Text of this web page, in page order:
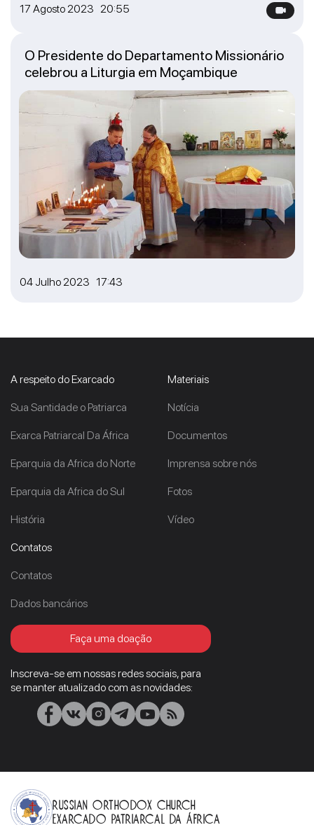
17 Agosto 2023 20:55
04 Julho 2023 17:43
O Presidente do Departamento Missionário
celebrou a Liturgia em Moçambique
A respeito do Exarcado
Sua Santidade o Patriarca
Exarca Patriarcal Da África
Eparquia da Africa do Norte
Eparquia da Africa do Sul
História
Materiais
Notícia
Documentos
Imprensa sobre nós
Fotos
Vídeo
Contatos
Contatos
Dados bancários
Faça uma doação
Inscreva-se em nossas redes sociais, para
se manter atualizado com as novidades:
Russian Orthodox Church
Exarcado Patriarcal Da África